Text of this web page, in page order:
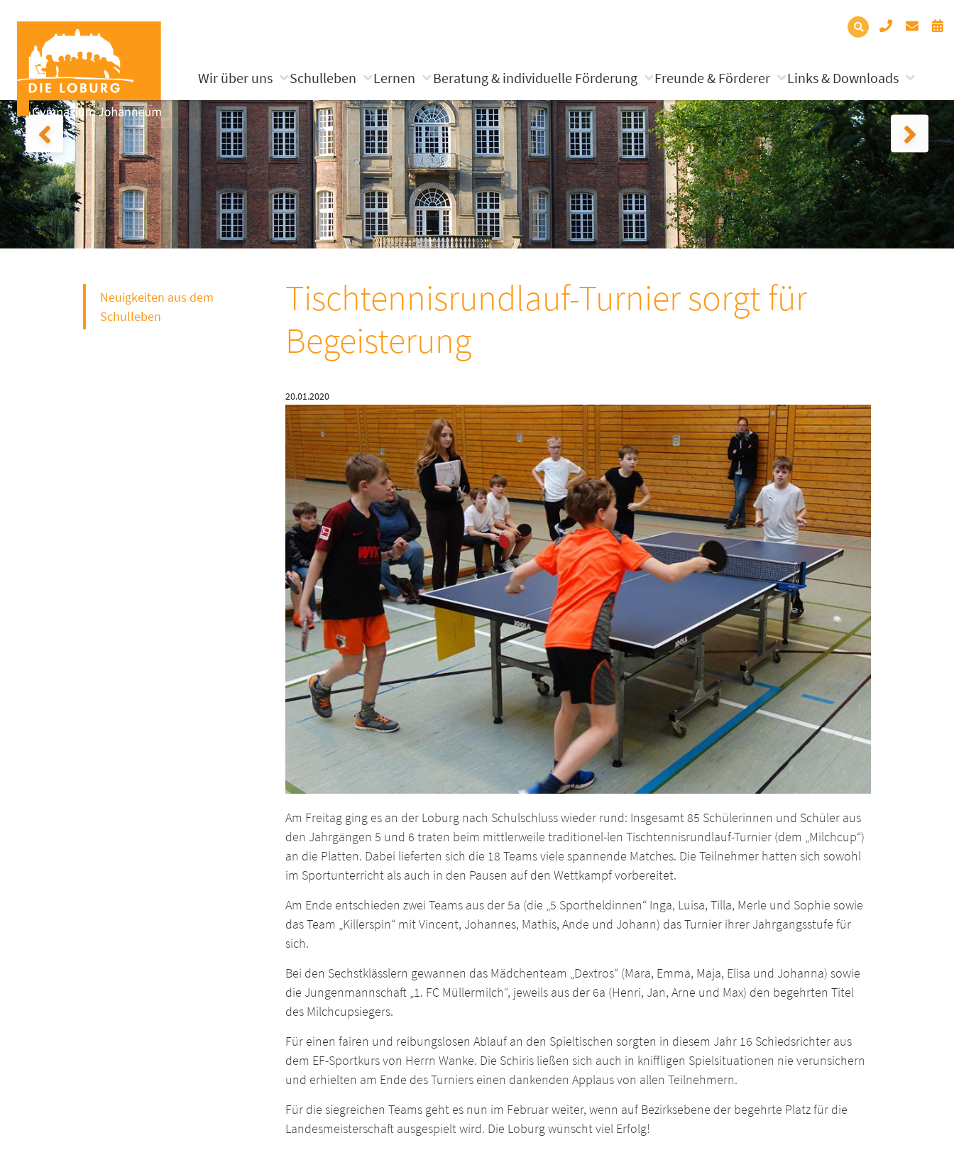
Wir über uns Schulleben Lernen Beratung & individuelle Förderung Freunde & Förderer Links & Downloads
Neuigkeiten aus dem
Schulleben
Tischtennisrundlauf-Turnier sorgt für
Begeisterung
20.01.2020
Am Freitag ging es an der Loburg nach Schulschluss wieder rund: Insgesamt 85 Schülerinnen und Schüler aus
den Jahrgängen 5 und 6 traten beim mittlerweile traditionel-len Tischtennisrundlauf-Turnier (dem „Milchcup“)
an die Platten. Dabei lieferten sich die 18 Teams viele spannende Matches. Die Teilnehmer hatten sich sowohl
im Sportunterricht als auch in den Pausen auf den Wettkampf vorbereitet.
Am Ende entschieden zwei Teams aus der 5a (die „5 Sportheldinnen“ Inga, Luisa, Tilla, Merle und Sophie sowie
das Team „Killerspin“ mit Vincent, Johannes, Mathis, Ande und Johann) das Turnier ihrer Jahrgangsstufe für
sich.
Bei den Sechstklässlern gewannen das Mädchenteam „Dextros“ (Mara, Emma, Maja, Elisa und Johanna) sowie
die Jungenmannschaft „1. FC Müllermilch“, jeweils aus der 6a (Henri, Jan, Arne und Max) den begehrten Titel
des Milchcupsiegers.
Für einen fairen und reibungslosen Ablauf an den Spieltischen sorgten in diesem Jahr 16 Schiedsrichter aus
dem EF-Sportkurs von Herrn Wanke. Die Schiris ließen sich auch in kniffligen Spielsituationen nie verunsichern
und erhielten am Ende des Turniers einen dankenden Applaus von allen Teilnehmern.
Für die siegreichen Teams geht es nun im Februar weiter, wenn auf Bezirksebene der begehrte Platz für die
Landesmeisterschaft ausgespielt wird. Die Loburg wünscht viel Erfolg!